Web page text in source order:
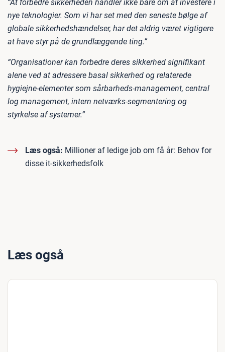
“At forbedre sikkerheden handler ikke bare om at investere i
nye teknologier. Som vi har set med den seneste bølge af
globale sikkerhedshændelser, har det aldrig været vigtigere
at have styr på de grundlæggende ting.”
“Organisationer kan forbedre deres sikkerhed signifikant
alene ved at adressere basal sikkerhed og relaterede
hygiejne-elementer som sårbarheds-management, central
log management, intern netværks-segmentering og
styrkelse af systemer.”
Læs også: Millioner af ledige job om få år: Behov for
disse it-sikkerhedsfolk
Læs også